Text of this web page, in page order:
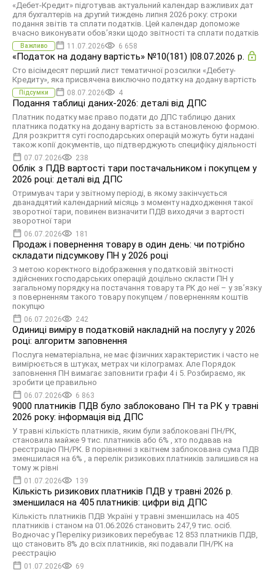
«Дебет-Кредит» підготував актуальний календар важливих дат
для бухгалтерів на другий тиждень липня 2026 року: строки
подання звітів та сплати податків. Цей календар допоможе
вчасно виконувати обов’язки щодо звітності та сплати податків
Важливо 11.07.2026 6 658
«Податок на додану вартість» №10(181) |08.07.2026 р.
Сто вісімдесят перший лист тематичної розсилки «Дебету-
Кредиту», яка присвячена виключно податку на додану вартість
Підсумки 08.07.2026 4
Подання таблиці даних-2026: деталі від ДПС
Платник податку має право подати до ДПС таблицю даних
платника податку на додану вартість за встановленою формою.
Для розкриття суті господарських операцій можуть бути надані
також копії документів, що підтверджують специфіку діяльності
07.07.2026 238
Облік з ПДВ вартості тари постачальником і покупцем у
2026 році: деталі від ДПС
Отримувач тари у звітному періоді, в якому закінчується
дванадцятий календарний місяць з моменту надходження такої
зворотної тари, повинен визначити ПДВ виходячи з вартості
зворотної тари
06.07.2026 181
Продаж і повернення товару в один день: чи потрібно
складати підсумкову ПН у 2026 році
З метою коректного відображення у податковій звітності
здійснених господарських операцій доцільно скласти ПН у
загальному порядку на постачання товару та РК до неї – у звʼязку
з поверненням такого товару покупцем / поверненням коштів
покупцю
06.07.2026 242
Одиниці виміру в податковій накладній на послугу у 2026
році: алгоритм заповнення
Послуга нематеріальна, не має фізичних характеристик і часто не
вимірюється в штуках, метрах чи кілограмах. Але Порядок
заповнення ПН вимагає заповнити графи 4 і 5. Розбираємо, як
зробити це правильно
06.07.2026 6 863
9000 платників ПДВ було заблоковано ПН та РК у травні
2026 року: інформація від ДПС
У травні кількість платників, яким були заблоковані ПН/РК,
становила майже 9 тис. платників або 6% , хто подавав на
реєстрацію ПН/РК. В порівнянні з квітнем заблокована сума ПДВ
зменшилася на 6% , а перелік ризикових платників залишився на
тому ж рівні
01.07.2026 139
Кількість ризикових платників ПДВ у травні 2026 р.
зменшилася на 405 платників: цифри від ДПС
Кількість платників ПДВ Україні у травні зменшилась на 405
платників і станом на 01.06.2026 становить 247,9 тис. осіб.
Водночас у Переліку ризикових перебуває 12 853 платників ПДВ,
що становить 8% до всіх платників, які подавали ПН/РК на
реєстрацію
01.07.2026 69